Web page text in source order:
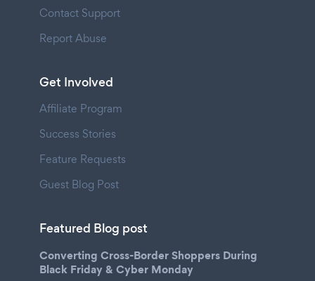
Contact Support
Report Abuse
Get Involved
Affiliate Program
Success Stories
Feature Requests
Guest Blog Post
Featured Blog post
Converting Cross-Border Shoppers During
Black Friday & Cyber Monday